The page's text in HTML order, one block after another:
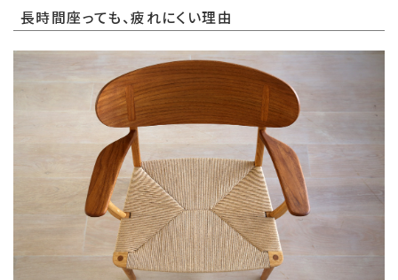
長時間座っても、疲れにくい理由